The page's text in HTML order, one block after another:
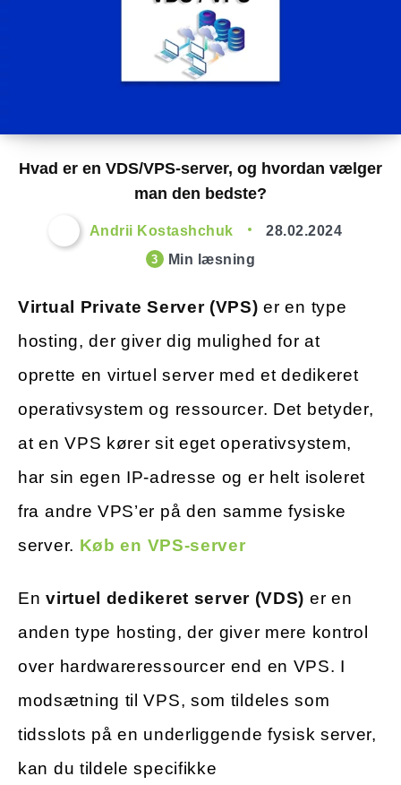
Hvad er en VDS/VPS-server, og hvordan vælger
man den bedste?
Andrii Kostashchuk 28.02.2024
3 Min læsning
Virtual Private Server (VPS) er en type
hosting, der giver dig mulighed for at
oprette en virtuel server med et dedikeret
operativsystem og ressourcer. Det betyder,
at en VPS kører sit eget operativsystem,
har sin egen IP-adresse og er helt isoleret
fra andre VPS’er på den samme fysiske
server. Køb en VPS-server
Envirtuel dedikeret server (VDS) er en
anden type hosting, der giver mere kontrol
over hardwareressourcer end en VPS. I
modsætning til VPS, som tildeles som
tidsslots på en underliggende fysisk server,
kan du tildele specifikke